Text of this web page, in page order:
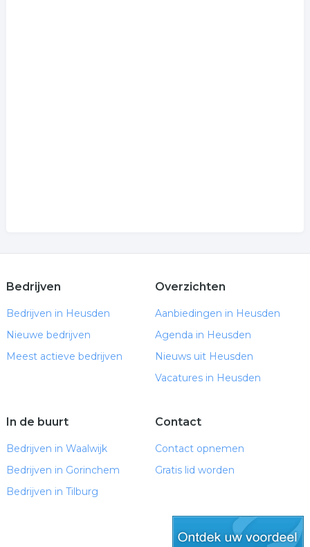
Bedrijven
Bedrijven in Heusden
Nieuwe bedrijven
Meest actieve bedrijven
Overzichten
Aanbiedingen in Heusden
Agenda in Heusden
Nieuws uit Heusden
Vacatures in Heusden
In de buurt
Bedrijven in Waalwijk
Bedrijven in Gorinchem
Bedrijven in Tilburg
Contact
Contact opnemen
Gratis lid worden